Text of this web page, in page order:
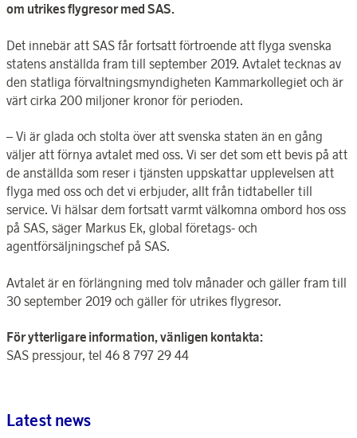
om utrikes flygresor med SAS.
Det innebär att SAS får fortsatt förtroende att flyga svenska
statens anställda fram till september 2019. Avtalet tecknas av
den statliga förvaltningsmyndigheten Kammarkollegiet och är
värt cirka 200 miljoner kronor för perioden.
– Vi är glada och stolta över att svenska staten än en gång
väljer att förnya avtalet med oss. Vi ser det som ett bevis på att
de anställda som reser i tjänsten uppskattar upplevelsen att
flyga med oss och det vi erbjuder, allt från tidtabeller till
service. Vi hälsar dem fortsatt varmt välkomna ombord hos oss
på SAS, säger Markus Ek, global företags- och
agentförsäljningschef på SAS.
Avtalet är en förlängning med tolv månader och gäller fram till
30 september 2019 och gäller för utrikes flygresor.
För ytterligare information, vänligen kontakta:
SAS pressjour, tel 46 8 797 29 44
Latest news